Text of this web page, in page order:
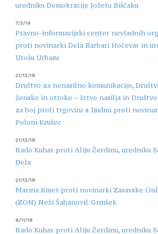
uredniku Demokracije Jožetu Biščaku
7/3/19
Pravno-informacijski center nevladnih
proti novinarki Dela Barbari Hočevar in
Urošu Urbasu
21/12/18
Društvo za nenasilno komunikacijo,
ženske in otroke – žrtve nasilja in
za boj proti trgovini z ljudmi proti
Poloni Krušec
21/12/18
Rado Kuhar proti Aliju Žerdinu, uredniku
Dela
21/12/18
Marina Kmet proti novinarki Zasavske
(ZON) Neži Šabanovič Grmšek
8/11/18
Rado Kuhar proti Aliju Žerdinu, uredniku